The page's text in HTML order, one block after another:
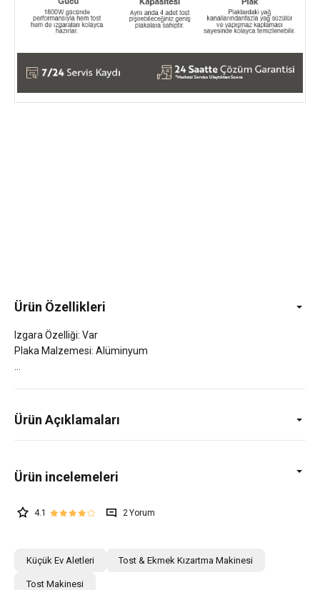
Ürün Özellikleri
Izgara Özelliği: Var
Plaka Malzemesi: Alüminyum
Ürün Açıklamaları
4.1 2
Küçük Ev Aletleri Tost & Ekmek Kızartma Makinesi
Tost Makinesi